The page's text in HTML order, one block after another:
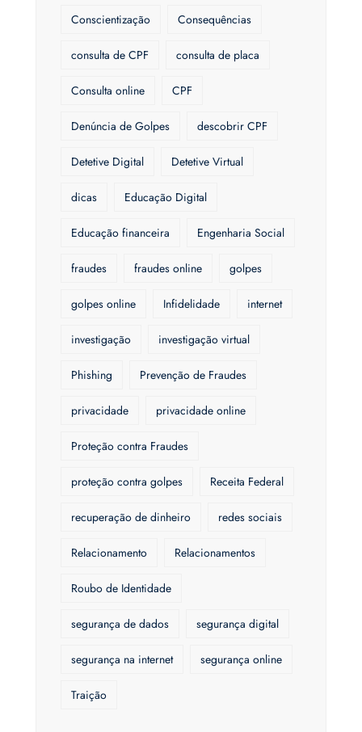
Conscientização Consequências
consulta de CPF consulta de placa
Consulta online CPF
Denúncia de Golpes descobrir CPF
Detetive Digital Detetive Virtual
dicas Educação Digital
Educação financeira Engenharia Social
fraudes fraudes online golpes
golpes online Infidelidade internet
investigação investigação virtual
Phishing Prevenção de Fraudes
privacidade privacidade online
Proteção contra Fraudes
proteção contra golpes Receita Federal
recuperação de dinheiro redes sociais
Relacionamento Relacionamentos
Roubo de Identidade
segurança de dados segurança digital
segurança na internet segurança online
Traição